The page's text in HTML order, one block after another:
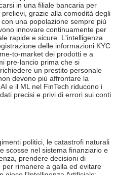
in una filiale bancaria per
grazie alla comodità degli
una popolazione sempre più
innovare continuamente per
rapide e sicure. L'intelligenza
delle informazioni KYC
to-market dei prodotti e a
pre-lancio prima che si
un prestito personale
devono più affrontare la
e il ML nel FinTech riducono i
precisi e privi di errori sui conti
politici, le catastrofi naturali
scosse nel sistema finanziario e
prendere decisioni di
rimanere a galla ed evitare